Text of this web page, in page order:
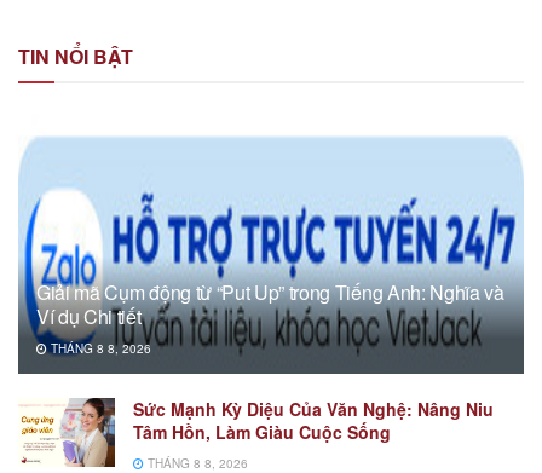
TIN NỔI BẬT
Giải mã Cụm động từ “Put Up” trong Tiếng Anh: Nghĩa và
Ví dụ Chi tiết
THÁNG 8 8, 2026
Sức Mạnh Kỳ Diệu Của Văn Nghệ: Nâng Niu
Tâm Hồn, Làm Giàu Cuộc Sống
THÁNG 8 8, 2026